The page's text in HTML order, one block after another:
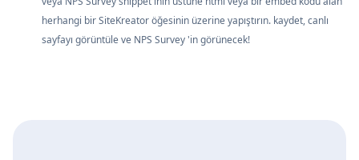
herhangi bir SiteKreator öğesinin üzerine yapıştırın. kaydet, canlı
sayfayı görüntüle ve NPS Survey 'in görünecek!